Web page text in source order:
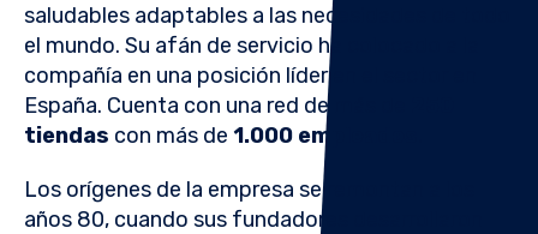
saludables adaptables a las necesidades de todo
el mundo. Su afán de servicio ha colocado a la
compañía en una posición líder en el sector en
España. Cuenta con una red de más de
tiendas con más de 1.000 empleados
Los orígenes de la empresa se remontan a los
años 80, cuando sus fundadores